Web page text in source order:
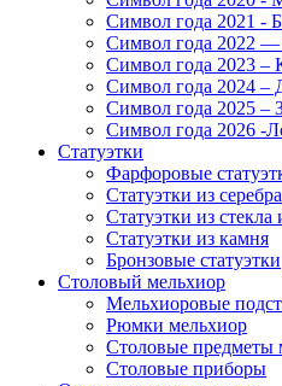
Символ года 2021 -
Символ года 2022
Символ года 2023 –
Символ года 2024 –
Символ года 2025 –
Символ года 2026 -
Статуэтки
Фарфоровые
Статуэтки из серебра
Статуэтки из стекла
Статуэтки из камня
Бронзовые статуэтки
Столовый мельхиор
Мельхиоровые
Рюмки мельхиор
Столовые предметы
Столовые приборы